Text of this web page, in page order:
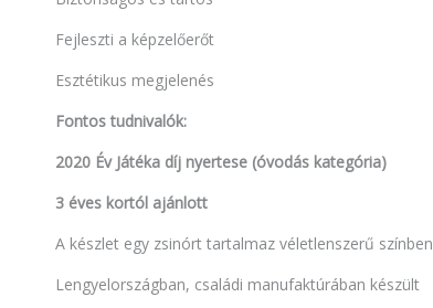
Fejleszti a képzelőerőt
Esztétikus megjelenés
Fontos tudnivalók:
2020 Év Játéka díj nyertese (óvodás kategória)
3 éves kortól ajánlott
A készlet egy zsinórt tartalmaz véletlenszerű színben
Lengyelországban, családi manufaktúrában készült